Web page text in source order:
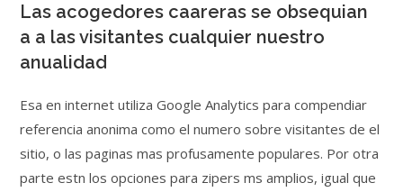
Las acogedores caareras se obsequian
a a las visitantes cualquier nuestro
anualidad
Esa en internet utiliza Google Analytics para compendiar
referencia anonima como el numero sobre visitantes de el
sitio, o las paginas mas profusamente populares. Por otra
parte estn los opciones para zipers ms amplios, igual que